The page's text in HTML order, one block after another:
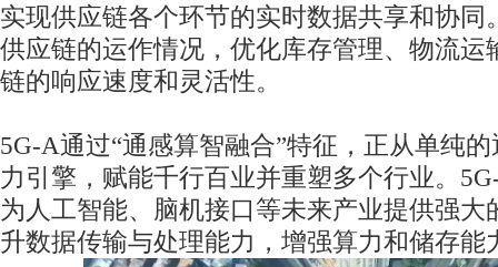
实现供应链各个环节的实时数据共享和协同
供应链的运作情况，优化库存管理、物流运
链的响应速度和灵活性。
5G-A通过“通感算智融合”特征，正从单纯
力引擎，赋能千行百业并重塑多个行业。
为人工智能、脑机接口等未来产业提供强大
升数据传输与处理能力，增强算力和储存能